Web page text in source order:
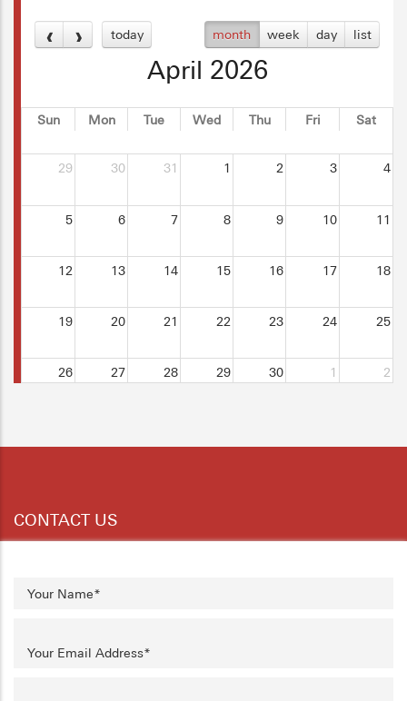
today month week day list
April 2026
Sun Mon Tue Wed Thu Fri Sat
29 30 31 1 2 3 4
5 6 7 8 9 10 11
12 13 14 15 16 17 18
19 20 21 22 23 24 25
26 27 28 29 30 1 2
CONTACT US